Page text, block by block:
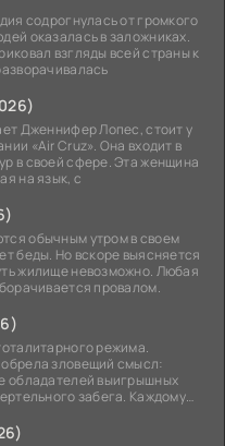
содрогнулась от громкого
оказалась в заложниках.
взгляды всей страны к
Дженнифер Лопес, стоит у
«Air Cruz». Она входит в
в своей сфере. Эта женщина
на язык, с
обычным утром в своем
беды. Но вскоре выясняется
жилище невозможно. Любая
провалом.
режима.
зловещий смысл:
обладателей выигрышных
забега. Каждому